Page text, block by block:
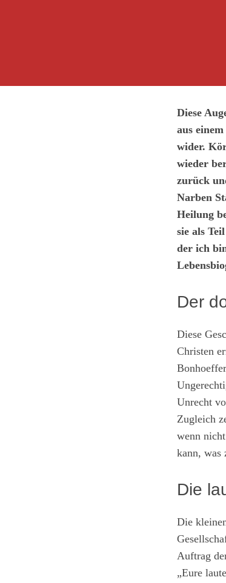
Diese
aus
wider.
wieder
zurück
Narben
Heilung
sie als
der ich
Der
Diese
Christen
Unrecht
Zugleich
wenn
kann, was
Die
Die
Auftrag
„Eure